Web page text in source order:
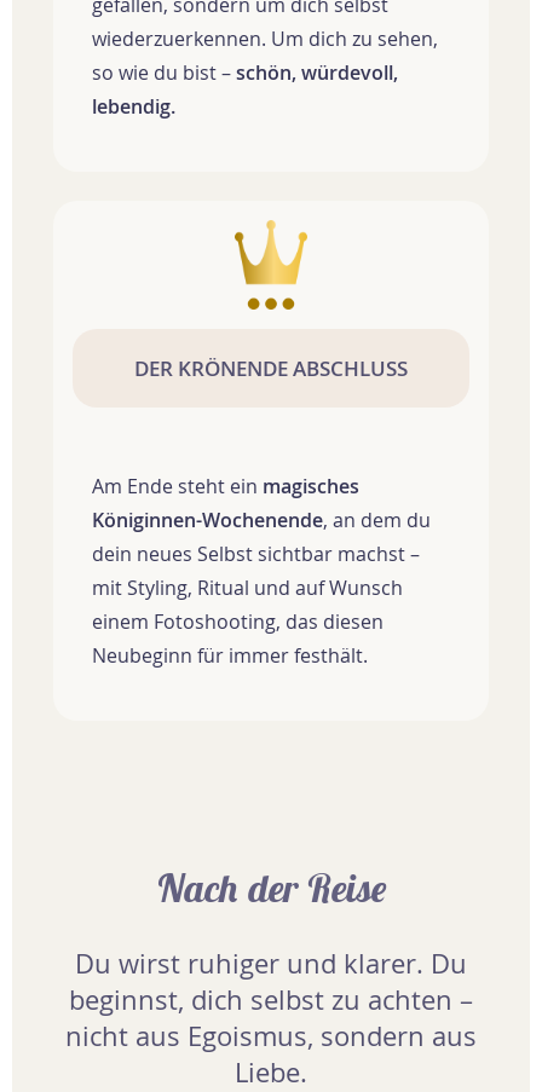
wiederzuerkennen. Um dich zu sehen,
so wie du bist –schön, würdevoll,
lebendig.
DER KRÖNENDE ABSCHLUSS
Am Ende steht ein magisches
Königinnen-Wochenende, an dem du
dein neues Selbst sichtbar machst –
mit Styling, Ritual und auf Wunsch
einem Fotoshooting, das diesen
Neubeginn für immer festhält.
Nach der Reise
Du wirst ruhiger und klarer. Du
beginnst, dich selbst zu achten –
nicht aus Egoismus, sondern aus
Liebe.